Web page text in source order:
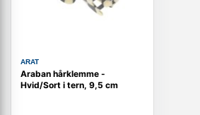
ARAT
Araban hårklemme -
Hvid/Sort i tern, 9,5 cm